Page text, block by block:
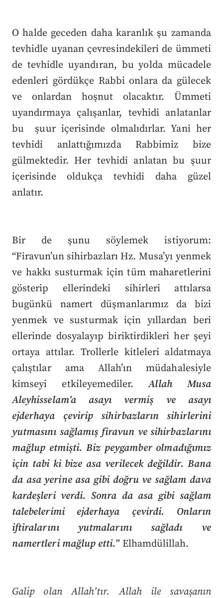
O halde geceden daha karanlık şu zamanda
tevhidle uyanan çevresindekileri de ümmeti
de tevhidle uyandıran, bu yolda mücadele
edenleri gördükçe Rabbi onlara da gülecek
ve onlardan hoşnut olacaktır. Ümmeti
uyandırmaya çalışanlar, tevhidi anlatanlar
bu şuur içerisinde olmalıdırlar. Yani her
tevhidi anlattığımızda Rabbimiz bize
gülmektedir. Her tevhidi anlatan bu şuur
içerisinde oldukça tevhidi daha güzel
anlatır.
Bir de şunu söylemek istiyorum:
“Firavun’un sihirbazları Hz. Musa’yı yenmek
ve hakkı susturmak için tüm maharetlerini
gösterip ellerindeki sihirleri attılarsa
bugünkü namert düşmanlarımız da bizi
yenmek ve susturmak için yıllardan beri
ellerinde dosyalayıp biriktirdikleri her şeyi
ortaya attılar. Trollerle kitleleri aldatmaya
çalıştılar ama Allah’ın müdahalesiyle
kimseyi etkileyemediler.Allah Musa
Aleyhisselam’a asayı vermiş ve asayı
ejderhaya çevirip sihirbazların sihirlerini
yutmasını sağlamış firavun ve sihirbazlarını
mağlup etmişti. Biz peygamber olmadığımız
için tabi ki bize asa verilecek değildir. Bana
da asa yerine asa gibi doğru ve sağlam dava
kardeşleri verdi. Sonra da asa gibi sağlam
talebelerimi ejderhaya çevirdi. Onların
iftiralarını yutmalarını sağladı ve
namertleri mağlup etti.”Elhamdülillah.
Galip olan Allah’tır. Allah ile savaşanın